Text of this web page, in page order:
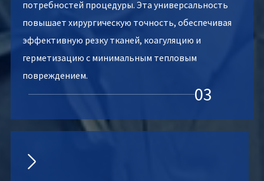
потребностей процедуры. Эта универсальность
повышает хирургическую точность, обеспечивая
эффективную резку тканей, коагуляцию и
герметизацию с минимальным тепловым
повреждением.
03
